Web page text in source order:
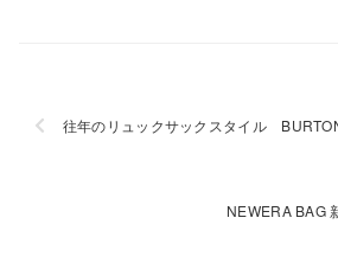
往年のリュックサックスタイル
NEWERA BAG